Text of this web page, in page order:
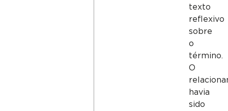
texto
reflexivo
sobre
o
término.
O
havia
sido